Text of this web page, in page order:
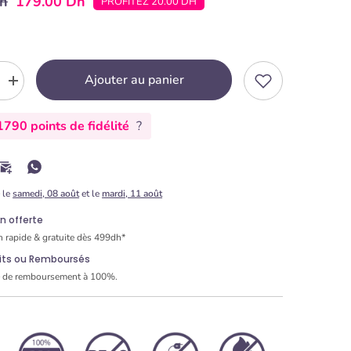
Augmenter
la
pour
Silicone
Roulade
03&quot;
Carré
32.5
x
32.5
cm
-
Ajouter au panier
points de fidélité ?
lesamedi, 08 aoûtet lemardi, 11 août
offerte
rapide & gratuite dès 499dh*
ou Remboursés
de remboursement à 100%.